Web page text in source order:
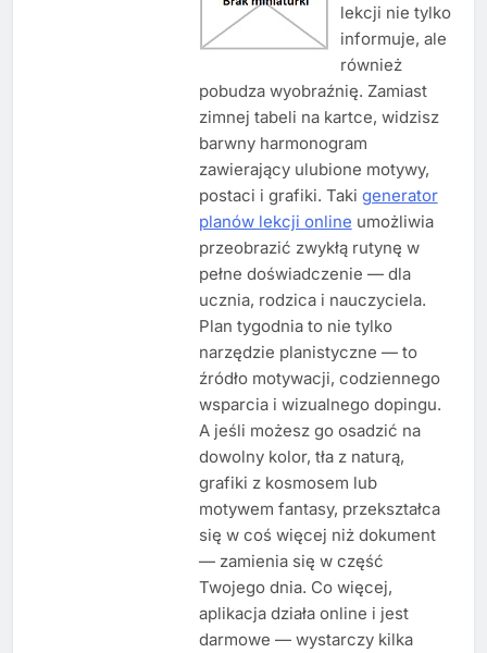
lekcji nie tylko
informuje, ale
również
pobudza wyobraźnię. Zamiast
zimnej tabeli na kartce, widzisz
barwny harmonogram
zawierający ulubione motywy,
postaci i grafiki. Taki generator
planów lekcji online umożliwia
przeobrazić zwykłą rutynę w
pełne doświadczenie — dla
ucznia, rodzica i nauczyciela.
Plan tygodnia to nie tylko
narzędzie planistyczne — to
źródło motywacji, codziennego
wsparcia i wizualnego dopingu.
A jeśli możesz go osadzić na
dowolny kolor, tła z naturą,
grafiki z kosmosem lub
motywem fantasy, przekształca
się w coś więcej niż dokument
— zamienia się w część
Twojego dnia. Co więcej,
aplikacja działa online i jest
darmowe — wystarczy kilka